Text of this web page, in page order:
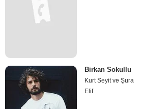
Birkan Sokullu
Kurt Seyit ve Şura
Elif